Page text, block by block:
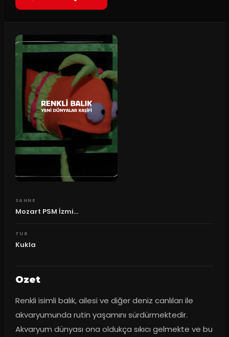
SAHNE
Mozart PSM İzmi...
TUR
Kukla
Ozet
Renkli isimli balık, ailesi ve diğer deniz canlıları ile
akvaryumunda rutin yaşamını sürdürmektedir.
Akvaryum dünyası ona oldukça sıkıcı gelmekte ve bu